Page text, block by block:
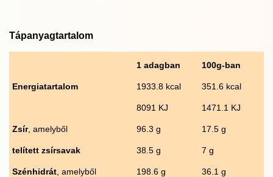
Tápanyagtartalom
1 adagban 100g-ban
Energiatartalom 1933.8 kcal 351.6 kcal
8091 KJ 1471.1 KJ
Zsír, amelyből 96.3 g 17.5 g
telített zsírsavak 38.5 g 7 g
Szénhidrát , amelyből 198.6 g 36.1 g